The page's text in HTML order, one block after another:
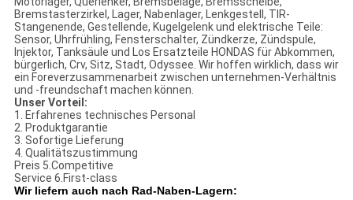
Bremstasterzirkel, Lager, Nabenlager, Lenkgestell, TIR-
Stangenende, Gestellende, Kugelgelenk und elektrische Teile:
Sensor, Uhrfrühling, Fensterschalter, Zündkerze, Zündspule,
Injektor, Tanksäule und Los Ersatzteile HONDAS für Abkommen,
bürgerlich, Crv, Sitz, Stadt, Odyssee. Wir hoffen wirklich, dass wir
ein Foreverzusammenarbeit zwischen unternehmen-Verhältnis
und -freundschaft machen können.
Unser Vorteil:
1. Erfahrenes technisches Personal
2. Produktgarantie
3. Sofortige Lieferung
4. Qualitätszustimmung
Preis 5.Competitive
Service 6.First-class
Wir liefern auch nach Rad-Naben-Lagern: